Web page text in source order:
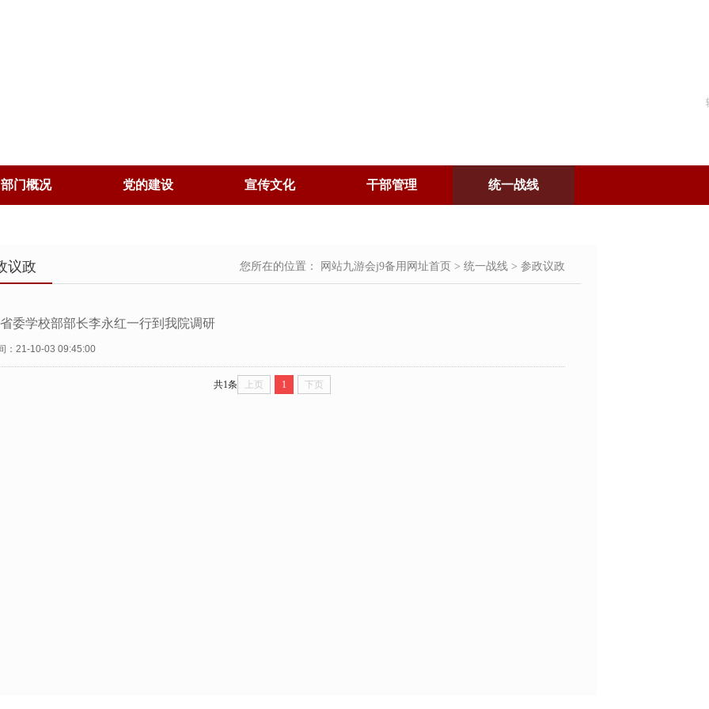
部门概况 党的建设 宣传文化 干部管理 统一战线
您所在的位置： 网站九游会j9备用网址首页 > 统一战线 > 参政议政
议政
委学校部部长李永红一行到我院调研
：21-10-03 09:45:00
共1条 上页 1 下页